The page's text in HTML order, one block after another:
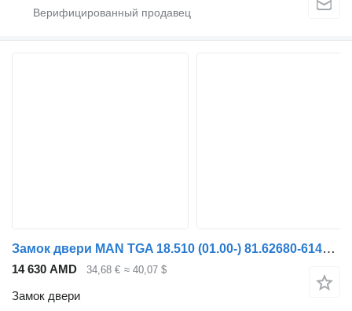
Замок двери MAN TGA 18.510 (01.00-) 81.62680-6146 для тягача MAN 4-series, TGA (1993-2009)
14 630 AMD 34,68 € ≈ 40,07 $
Замок двери